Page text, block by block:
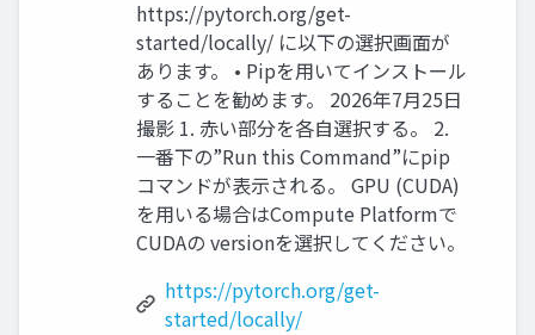
https://pytorch.org/get-
started/locally/ に以下の選択画面が
あります。 • Pipを用いてインストール
することを勧めます。 2026年7月25日
撮影 1. 赤い部分を各自選択する。 2.
一番下の”Run this Command”にpip
コマンドが表示される。 GPU (CUDA)
を用いる場合はCompute Platformで
CUDAの versionを選択してください。
https://pytorch.org/get-
started/locally/